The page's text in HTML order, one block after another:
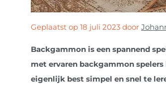
Geplaatst op 18 juli 2023 door
Backgammon is een spannend
met ervaren backgammon
eigenlijk best simpel en snel te